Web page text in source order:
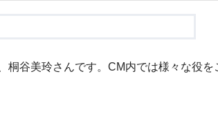
桐谷美玲さんです。CM内では様々な役を